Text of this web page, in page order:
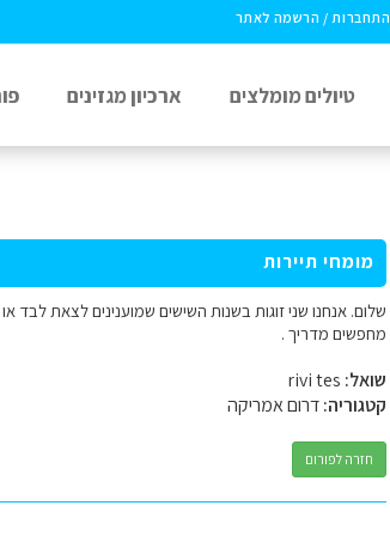
התחברות / הרשמה לאתר
טיולים מומלצים ארכיון מגזינים
מומחי תיירות
שלום. אנחנו שני זוגות בשנות השישים שמוענינים לצאת לבד
מחפשים מדריך .
שואל:
קטגוריה:דרום אמריקה
חזרה לפורום